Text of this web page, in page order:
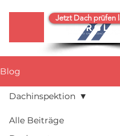
Jetzt Dach prüfen
Blog
Alle Beiträge
Dachinspektion